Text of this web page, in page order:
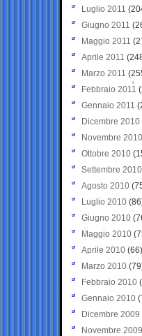
Luglio 2011
Giugno 2011
Maggio 2011
Aprile 2011
Marzo 2011
Febbraio 2011
Gennaio 2011
Dicembre 2010
Novembre 2010
Ottobre 2010
Settembre 2010
Agosto 2010
Luglio 2010
Giugno 2010
Maggio 2010
Aprile 2010 (66)
Marzo 2010
Febbraio 2010
Gennaio 2010
Dicembre 2009
Novembre 2009